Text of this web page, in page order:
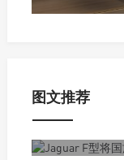
图文推荐
2021-05-14